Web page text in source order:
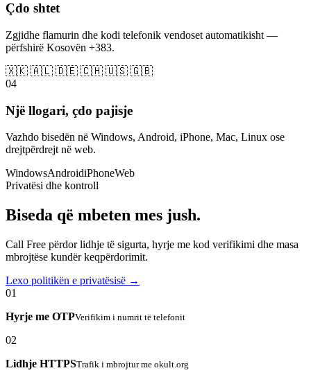
Çdo shtet
Zgjidhe flamurin dhe kodi telefonik vendoset automatikisht —
përfshirë Kosovën +383.
🇽🇰 🇦🇱 🇩🇪 🇨🇭 🇺🇸 🇬🇧
04
Një llogari, çdo pajisje
Vazhdo bisedën në Windows, Android, iPhone, Mac, Linux ose
drejtpërdrejt në web.
WindowsAndroidiPhoneWeb
Privatësi dhe kontroll
Biseda që mbeten mes jush.
Call Free përdor lidhje të sigurta, hyrje me kod verifikimi dhe masa
mbrojtëse kundër keqpërdorimit.
Lexo politikën e privatësisë →
01
Hyrje me OTPVerifikim i numrit të telefonit
02
Lidhje HTTPSTrafik i mbrojtur me okult.org